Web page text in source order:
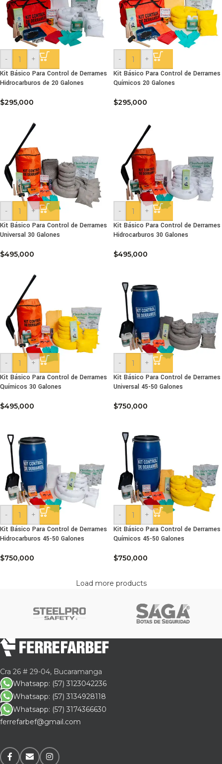
-
+
Kit Básico Para Control de Derrames
Hidrocarburos de 20 Galones
$295,000
-
+
Kit Básico Para Control de Derrames
Químicos 20 Galones
$295,000
-
+
Kit Básico Para Control de Derrames
Universal 30 Galones
$495,000
-
+
Kit Básico Para Control de Derrames
Hidrocarburos 30 Galones
$495,000
-
+
Kit Básico Para Control de Derrames
Químicos 30 Galones
$495,000
-
+
Kit Básico Para Control de Derrames
Universal 45-50 Galones
$750,000
-
+
Kit Básico Para Control de Derrames
Hidrocarburos 45-50 Galones
$750,000
-
+
Kit Básico Para Control de Derrames
Químicos 45-50 Galones
$750,000
Load more products
Cra 26 # 29-04, Bucaramanga
Whatsapp: (57) 3123042236
Whatsapp: (57) 3134928118
Whatsapp: (57) 3174366630
ferrefarbef@gmail.com